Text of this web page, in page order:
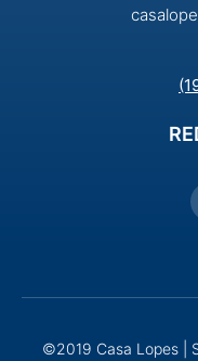
©2019 Casa Lopes |